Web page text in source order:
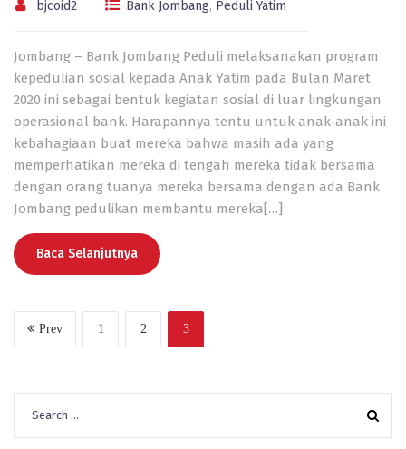
bjcoid2 Bank Jombang, Peduli Yatim
Jombang – Bank Jombang Peduli melaksanakan program
kepedulian sosial kepada Anak Yatim pada Bulan Maret
2020 ini sebagai bentuk kegiatan sosial di luar lingkungan
operasional bank. Harapannya tentu untuk anak-anak ini
kebahagiaan buat mereka bahwa masih ada yang
memperhatikan mereka di tengah mereka tidak bersama
dengan orang tuanya mereka bersama dengan ada Bank
Jombang pedulikan membantu mereka[…]
Baca Selanjutnya
Prev 1 2 3
for: